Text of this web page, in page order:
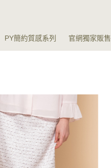
PY簡約質感系列 官網獨家販售